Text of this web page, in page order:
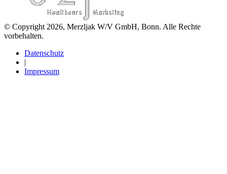
© Copyright 2026, Merzljak W/V GmbH, Bonn. Alle Rechte
vorbehalten.
Datenschutz
|
Impressum